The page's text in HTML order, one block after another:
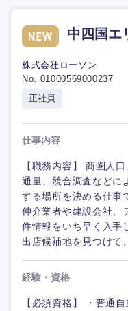
中四国エ
株式会社ローソン
No. 01000569000237
正社員
仕事内容
【職務内容】 商圏人
通量、競合調査などに
する場所を決める仕事
仲介業者や建設会社、
件情報をいち早く入手
出店候補地を見つけて
経験・資格
【必須資格】 ・普通